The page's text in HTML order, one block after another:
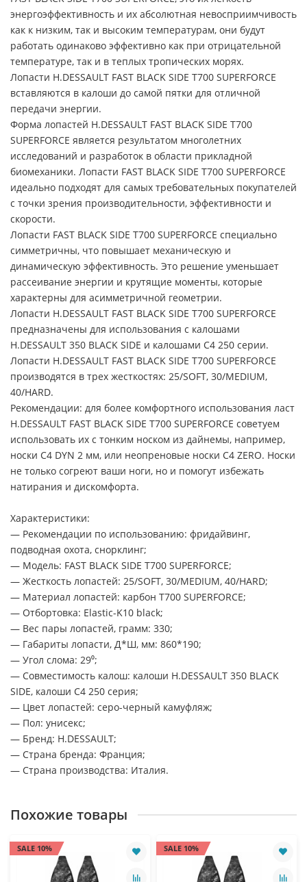
энергоэффективность и их абсолютная невосприимчивость
как к низким, так и высоким температурам, они будут
работать одинаково эффективно как при отрицательной
температуре, так и в теплых тропических морях.
Лопасти H.DESSAULT FAST BLACK SIDE T700 SUPERFORCE
вставляются в калоши до самой пятки для отличной
передачи энергии.
Форма лопастей H.DESSAULT FAST BLACK SIDE T700
SUPERFORCE является результатом многолетних
исследований и разработок в области прикладной
биомеханики. Лопасти FAST BLACK SIDE T700 SUPERFORCE
идеально подходят для самых требовательных покупателей
с точки зрения производительности, эффективности и
скорости.
Лопасти FAST BLACK SIDE T700 SUPERFORCE специально
симметричны, что повышает механическую и
динамическую эффективность. Это решение уменьшает
рассеивание энергии и крутящие моменты, которые
характерны для асимметричной геометрии.
Лопасти H.DESSAULT FAST BLACK SIDE T700 SUPERFORCE
предназначены для использования с калошами
H.DESSAULT 350 BLACK SIDE и калошами С4 250 серии.
Лопасти H.DESSAULT FAST BLACK SIDE T700 SUPERFORCE
производятся в трех жесткостях: 25/SOFT, 30/MEDIUM,
40/HARD.
Рекомендации: для более комфортного использования ласт
H.DESSAULT FAST BLACK SIDE T700 SUPERFORCE советуем
использовать их с тонким носком из дайнемы, например,
носки C4 DYN 2 мм, или неопреновые носки C4 ZERO. Носки
не только согреют ваши ноги, но и помогут избежать
натирания и дискомфорта.
Характеристики:
— Рекомендации по использованию: фридайвинг,
подводная охота, снорклинг;
— Модель: FAST BLACK SIDE T700 SUPERFORCE;
— Жесткость лопастей: 25/SOFT, 30/MEDIUM, 40/HARD;
— Материал лопастей: карбон T700 SUPERFORCE;
— Отбортовка: Elastic-K10 black;
— Вес пары лопастей, грамм: 330;
— Габариты лопасти, Д*Ш, мм: 860*190;
— Угол слома: 29⁰;
— Совместимость калош: калоши H.DESSAULT 350 BLACK
SIDE, калоши C4 250 серия;
— Цвет лопастей: серо-черный камуфляж;
— Пол: унисекс;
— Бренд: H.DESSAULT;
— Страна бренда: Франция;
— Страна производства: Италия.
Похожие товары
SALE 10% SALE 10%